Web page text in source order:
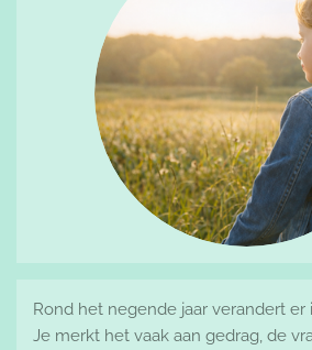
Rond het negende jaar verandert er
Je merkt het vaak aan gedrag, de